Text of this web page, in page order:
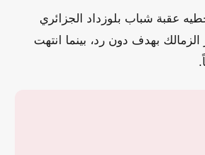
عقبة شباب بلوزداد الجزائري
بهدف دون رد، بينما انتهت